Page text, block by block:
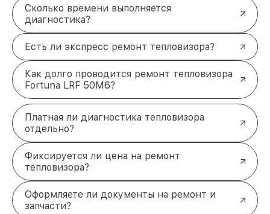
Сколько времени выполняется
диагностика?
Есть ли экспресс ремонт тепловизора?
Как долго проводится ремонт тепловизора
Fortuna LRF 50M6?
Платная ли диагностика тепловизора
отдельно?
Фиксируется ли цена на ремонт
тепловизора?
Оформляете ли документы на ремонт и
запчасти?